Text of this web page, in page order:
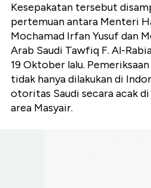
Kesepakatan tersebut
pertemuan antara Menteri
Mochamad Irfan Yusuf dan
Arab Saudi Tawfiq F. Al-
19 Oktober lalu.
tidak hanya dilakukan di
otoritas Saudi secara acak
area Masyair.